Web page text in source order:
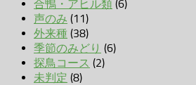
合鴨・アヒル類 (6)
声のみ (11)
外来種 (38)
季節のみどり (6)
探鳥コース (2)
未判定 (8)